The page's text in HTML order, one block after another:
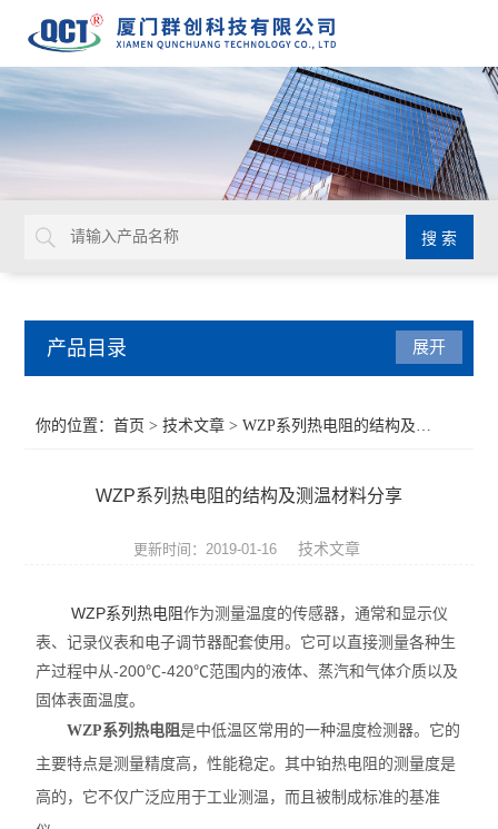
产品目录
代理品牌
水质分析仪表
电气设备
展开
你的位置：首页 >技术文章 > WZP系列热电阻的结构及测温材料分享
WZP系列热电阻的结构及测温材料分享
更新时间：2019-01-16 技术文章
WZP系列热电阻作为测量温度的传感器，通常和显示仪
表、记录仪表和电子调节器配套使用。它可以直接测量各种生
产过程中从-200℃-420℃范围内的液体、蒸汽和气体介质以及
固体表面温度。
WZP系列热电阻是中低温区常用的一种温度检测器。它的
主要特点是测量精度高，性能稳定。其中铂热电阻的测量度是
高的，它不仅广泛应用于工业测温，而且被制成标准的基准